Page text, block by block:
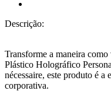
Descrição:
Transforme a maneira
Plástico Holográfico
nécessaire, este produto é a
corporativa.